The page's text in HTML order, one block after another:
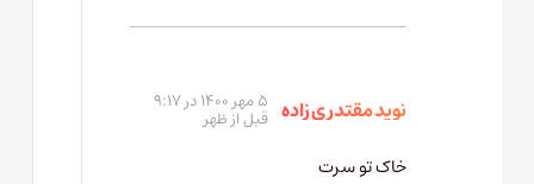
نوید مقتدری زاده ۵ مهر ۱۴۰۰ در ۹:۱۷
قبل از ظهر
خاک تو سرت